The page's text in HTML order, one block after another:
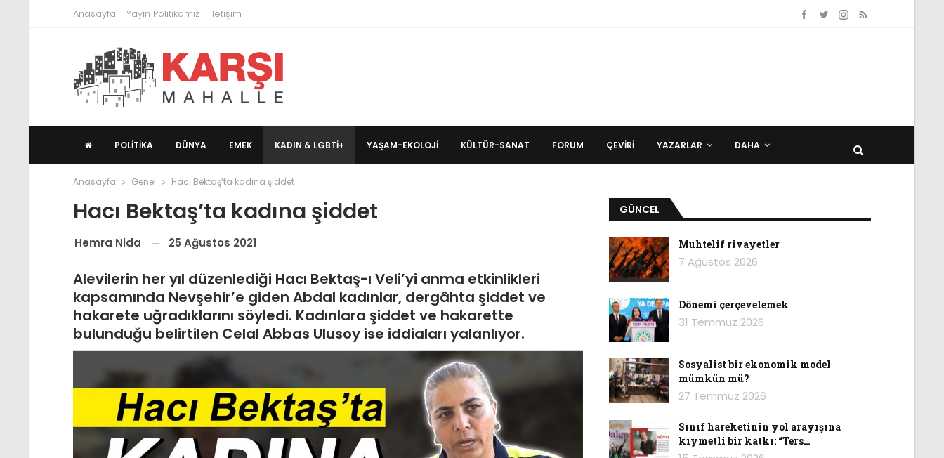
Anasayfa Yayın Politikamız İletişim
POLITIKA DÜNYA EMEK KADIN & LGBTİ+ YAŞAM-EKOLOJI KÜLTÜR-SANAT FORUM ÇEVIRI YAZARLAR DAHA
Anasayfa Genel Hacı Bektaş’ta kadına şiddet
Hacı Bektaş’ta kadına şiddet
Hemra Nida 25 Ağustos 2021
Alevilerin her yıl düzenlediği Hacı Bektaş-ı Veli’yi anma etkinlikleri
kapsamında Nevşehir’e giden Abdal kadınlar, dergâhta şiddet ve
hakarete uğradıklarını söyledi. Kadınlara şiddet ve hakarette
bulunduğu belirtilen Celal Abbas Ulusoy ise iddiaları yalanlıyor.
GÜNCEL
Muhtelif rivayetler
7 Ağustos 2026
Dönemi çerçevelemek
31 Temmuz 2026
Sosyalist bir ekonomik model
mümkün mü?
27 Temmuz 2026
Sınıf hareketinin yol arayışına
kıymetli bir katkı: “Ters…